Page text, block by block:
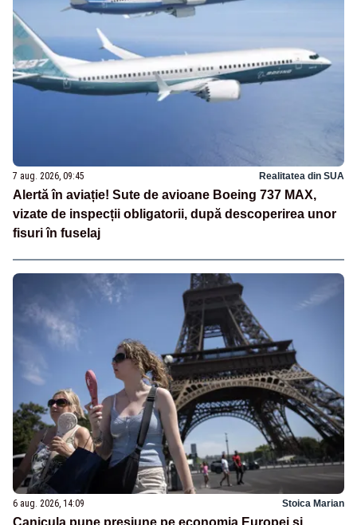
7 aug. 2026, 09:45 Realitatea din SUA
Alertă în aviație! Sute de avioane Boeing 737 MAX,
vizate de inspecții obligatorii, după descoperirea unor
fisuri în fuselaj
6 aug. 2026, 14:09 Stoica Marian
Canicula pune presiune pe economia Europei și